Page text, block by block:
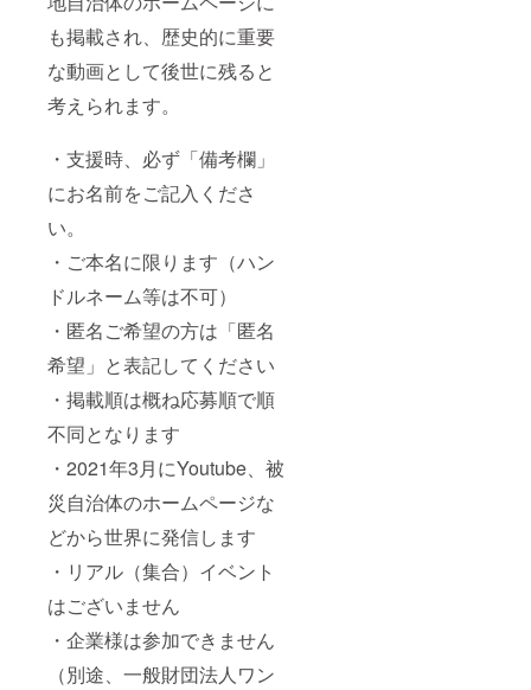
も掲載され、歴史的に重要
な動画として後世に残ると
考えられます。
・支援時、必ず「備考欄」
にお名前をご記入くださ
い。
・ご本名に限ります（ハン
ドルネーム等は不可）
・匿名ご希望の方は「匿名
希望」と表記してください
・掲載順は概ね応募順で順
不同となります
・2021年3月にYoutube、被
災自治体のホームページな
どから世界に発信します
・リアル（集合）イベント
はございません
・企業様は参加できません
（別途、一般財団法人ワン